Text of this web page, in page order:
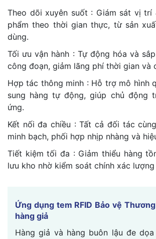
Theo dõi xuyên suốt : Giám sát vị trí
phẩm theo thời gian thực, từ sản
dùng.
Tối ưu vận hành : Tự động hóa và
công đoạn, giảm lãng phí thời gian và
Hợp tác thông minh : Hỗ trợ mô hình
sung hàng tự động, giúp chủ động
ứng.
Kết nối đa chiều : Tất cả đối tác
minh bạch, phối hợp nhịp nhàng và
Tiết kiệm tối đa : Giảm thiểu hàng
lưu kho nhờ kiểm soát chính xác lượng
Ứng dụng tem RFID Bảo vệ
hàng giả
Hàng giả và hàng buôn lậu đe